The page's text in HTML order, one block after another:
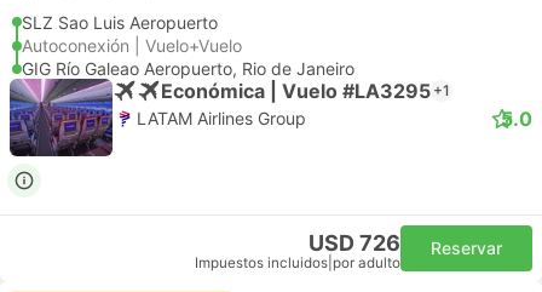
SLZ Sao Luis Aeropuerto
Autoconexión | Vuelo+Vuelo
GIG Río Galeao Aeropuerto, Rio de Janeiro
Económica | Vuelo #LA3295 +1
LATAM Airlines Group 5.0
USD 726
Impuestos incluidos por adulto
Reservar